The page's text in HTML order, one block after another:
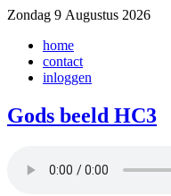
Zondag 9 Augustus 2026
home
contact
inloggen
Gods beeld HC3